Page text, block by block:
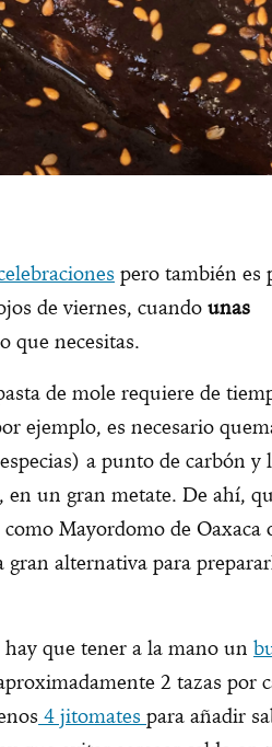
pero también es
de viernes, cuando unas
que necesitas.
de mole requiere de
ejemplo, es necesario
a punto de carbón y
un gran metate. De ahí,
Mayordomo de Oaxaca
alternativa para
que tener a la mano un
2 tazas por
4 jitomates para añadir